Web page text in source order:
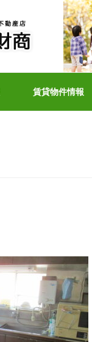
賃貸物件情報